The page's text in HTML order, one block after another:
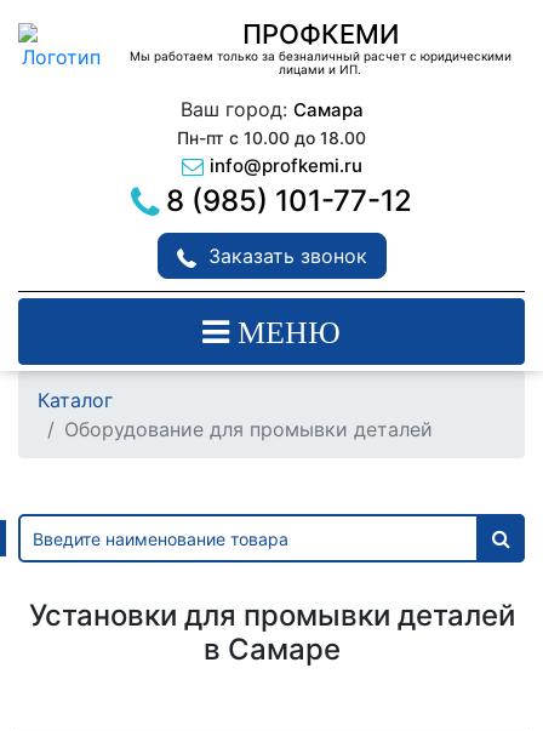
ПРОФКЕМИ
Мы работаем только за безналичный расчет с юридическими
лицами и ИП.
Ваш город: Самара
Пн-пт с 10.00 до 18.00
info@profkemi.ru
8 (985) 101-77-12
Заказать звонок
МЕНЮ
Каталог
Оборудование для промывки деталей
Установки для промывки деталей
в Самаре